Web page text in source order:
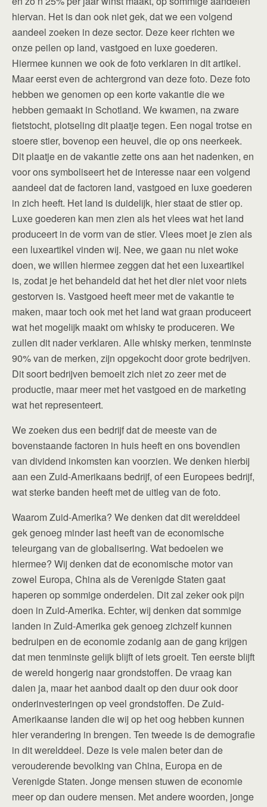
hiervan. Het is dan ook niet gek, dat we een volgend
aandeel zoeken in deze sector. Deze keer richten we
onze peilen op land, vastgoed en luxe goederen.
Hiermee kunnen we ook de foto verklaren in dit artikel.
Maar eerst even de achtergrond van deze foto. Deze foto
hebben we genomen op een korte vakantie die we
hebben gemaakt in Schotland. We kwamen, na zware
fietstocht, plotseling dit plaatje tegen. Een nogal trotse en
stoere stier, bovenop een heuvel, die op ons neerkeek.
Dit plaatje en de vakantie zette ons aan het nadenken, en
voor ons symboliseert het de interesse naar een volgend
aandeel dat de factoren land, vastgoed en luxe goederen
in zich heeft. Het land is duidelijk, hier staat de stier op.
Luxe goederen kan men zien als het vlees wat het land
produceert in de vorm van de stier. Vlees moet je zien als
een luxeartikel vinden wij. Nee, we gaan nu niet woke
doen, we willen hiermee zeggen dat het een luxeartikel
is, zodat je het behandeld dat het het dier niet voor niets
gestorven is. Vastgoed heeft meer met de vakantie te
maken, maar toch ook met het land wat graan produceert
wat het mogelijk maakt om whisky te produceren. We
zullen dit nader verklaren. Alle whisky merken, tenminste
90% van de merken, zijn opgekocht door grote bedrijven.
Dit soort bedrijven bemoeit zich niet zo zeer met de
productie, maar meer met het vastgoed en de marketing
wat het representeert.
We zoeken dus een bedrijf dat de meeste van de
bovenstaande factoren in huis heeft en ons bovendien
van dividend inkomsten kan voorzien. We denken hierbij
aan een Zuid-Amerikaans bedrijf, of een Europees bedrijf,
wat sterke banden heeft met de uitleg van de foto.
Waarom Zuid-Amerika? We denken dat dit werelddeel
gek genoeg minder last heeft van de economische
teleurgang van de globalisering. Wat bedoelen we
hiermee? Wij denken dat de economische motor van
zowel Europa, China als de Verenigde Staten gaat
haperen op sommige onderdelen. Dit zal zeker ook pijn
doen in Zuid-Amerika. Echter, wij denken dat sommige
landen in Zuid-Amerika gek genoeg zichzelf kunnen
bedruipen en de economie zodanig aan de gang krijgen
dat men tenminste gelijk blijft of iets groeit. Ten eerste blijft
de wereld hongerig naar grondstoffen. De vraag kan
dalen ja, maar het aanbod daalt op den duur ook door
onderinvesteringen op veel grondstoffen. De Zuid-
Amerikaanse landen die wij op het oog hebben kunnen
hier verandering in brengen. Ten tweede is de demografie
in dit werelddeel. Deze is vele malen beter dan de
verouderende bevolking van China, Europa en de
Verenigde Staten. Jonge mensen stuwen de economie
meer op dan oudere mensen. Met andere woorden, jonge